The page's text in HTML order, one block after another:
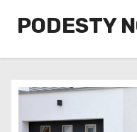
PODESTY